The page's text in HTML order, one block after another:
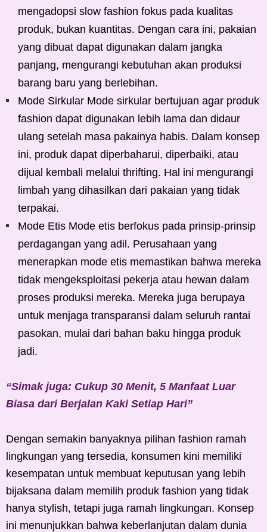
mengadopsi slow fashion fokus pada kualitas
produk, bukan kuantitas. Dengan cara ini, pakaian
yang dibuat dapat digunakan dalam jangka
panjang, mengurangi kebutuhan akan produksi
barang baru yang berlebihan.
Mode Sirkular Mode sirkular bertujuan agar produk
fashion dapat digunakan lebih lama dan didaur
ulang setelah masa pakainya habis. Dalam konsep
ini, produk dapat diperbaharui, diperbaiki, atau
dijual kembali melalui thrifting. Hal ini mengurangi
limbah yang dihasilkan dari pakaian yang tidak
terpakai.
Mode Etis Mode etis berfokus pada prinsip-prinsip
perdagangan yang adil. Perusahaan yang
menerapkan mode etis memastikan bahwa mereka
tidak mengeksploitasi pekerja atau hewan dalam
proses produksi mereka. Mereka juga berupaya
untuk menjaga transparansi dalam seluruh rantai
pasokan, mulai dari bahan baku hingga produk
jadi.
“Simak juga: Cukup 30 Menit, 5 Manfaat Luar
Biasa dari Berjalan Kaki Setiap Hari”
Dengan semakin banyaknya pilihan fashion ramah
lingkungan yang tersedia, konsumen kini memiliki
kesempatan untuk membuat keputusan yang lebih
bijaksana dalam memilih produk fashion yang tidak
hanya stylish, tetapi juga ramah lingkungan. Konsep
ini menunjukkan bahwa keberlanjutan dalam dunia